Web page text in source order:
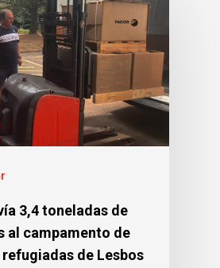
3,4 toneladas de
al campamento de
de Lesbos